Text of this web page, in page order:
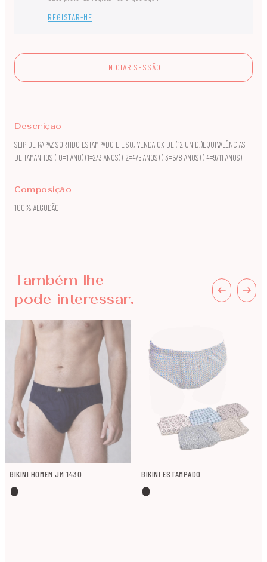
REGISTAR-ME
INICIAR SESSÃO
Descrição
SLIP DE RAPAZ SORTIDO ESTAMPADO E LISO, VENDA CX DE (12 UNID.)EQUIVALÊNCIAS
DE TAMANHOS ( 0=1 ANO) (1=2/3 ANOS) ( 2=4/5 ANOS) ( 3=6/8 ANOS) ( 4=9/11 ANOS)
Composição
100% ALGODÃO
Também lhe
pode interessar.
BIKINI HOMEM JM 1430 BIKINI ESTAMPADO